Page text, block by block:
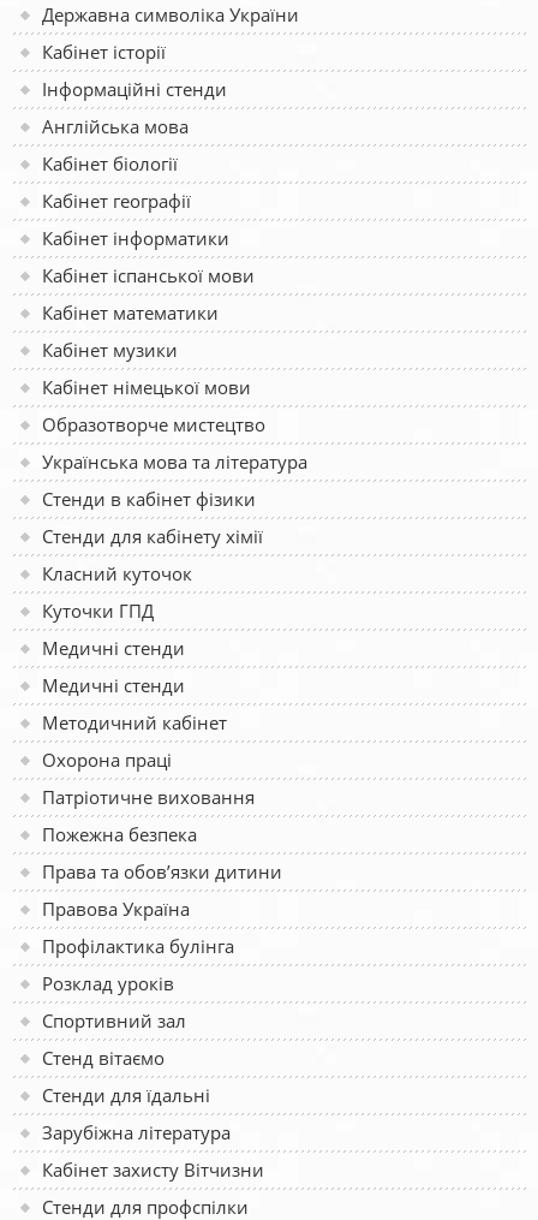
Державна символіка України
Кабінет історії
Інформаційні стенди
Англійська мова
Кабінет біології
Кабінет географії
Кабінет інформатики
Кабінет іспанської мови
Кабінет математики
Кабінет музики
Кабінет німецької мови
Образотворче мистецтво
Українська мова та література
Стенди в кабінет фізики
Стенди для кабінету хімії
Класний куточок
Куточки ГПД
Медичні стенди
Медичні стенди
Методичний кабінет
Охорона праці
Патріотичне виховання
Пожежна безпека
Права та обов’язки дитини
Правова Україна
Профілактика булінга
Розклад уроків
Спортивний зал
Стенд вітаємо
Стенди для їдальні
Зарубіжна література
Кабінет захисту Вітчизни
Стенди для профспілки